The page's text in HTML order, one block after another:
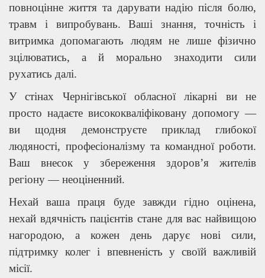
повноцінне життя та дарувати надію після болю,
травм і випробувань. Ваші знання, точність і
витримка допомагають людям не лише фізично
зцілюватись, а й морально знаходити сили
рухатись далі.
У стінах Чернігівської обласної лікарні ви не
просто надаєте висококваліфіковану допомогу —
ви щодня демонструєте приклад глибокої
людяності, професіоналізму та командної роботи.
Ваш внесок у збереження здоров’я жителів
регіону — неоціненний.
Нехай ваша праця буде завжди гідно оцінена,
нехай вдячність пацієнтів стане для вас найвищою
нагородою, а кожен день дарує нові сили,
підтримку колег і впевненість у своїй важливій
місії.